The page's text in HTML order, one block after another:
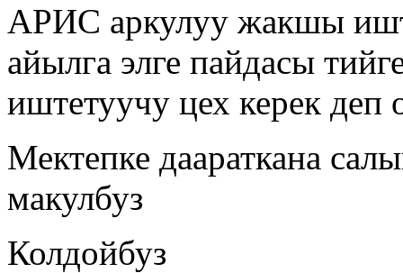
АРИС аркулуу жакшы
айылга элге пайдасы
иштетуучу цех керек деп
Мектепке даараткана
макулбуз
Колдойбуз